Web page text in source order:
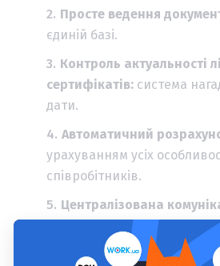
Просте ведення
єдиній базі.
Контроль актуальності
сертифікатів: система
дати.
Автоматичний
урахуванням усіх
співробітників.
Централізована
зв'язок з командою онлайн.
Доступ до кадрових